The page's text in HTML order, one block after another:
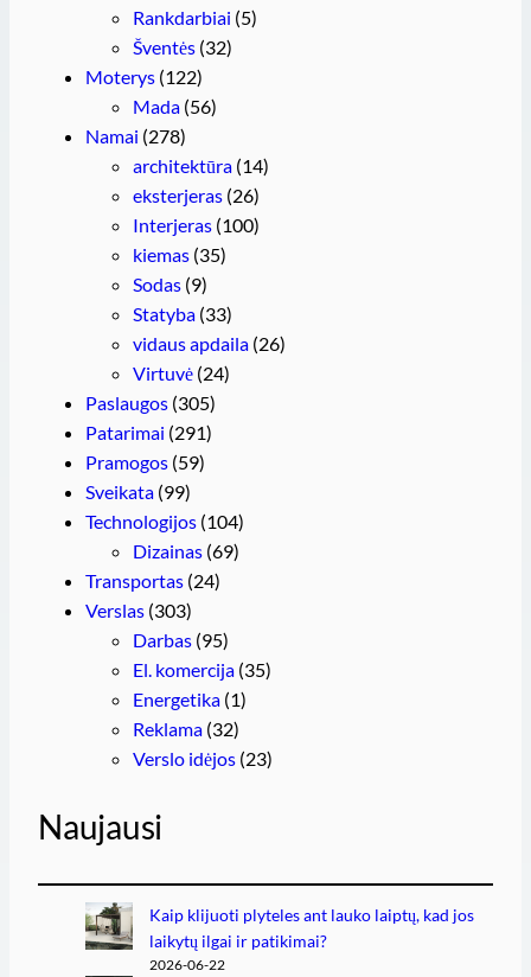
Rankdarbiai (5)
Šventės (32)
Moterys (122)
Mada (56)
Namai (278)
architektūra (14)
eksterjeras (26)
Interjeras (100)
kiemas (35)
Sodas (9)
Statyba (33)
vidaus apdaila (26)
Virtuvė (24)
Paslaugos (305)
Patarimai (291)
Pramogos (59)
Sveikata (99)
Technologijos (104)
Dizainas (69)
Transportas (24)
Verslas (303)
Darbas (95)
El. komercija (35)
Energetika (1)
Reklama (32)
Verslo idėjos (23)
Naujausi
Kaip klijuoti plyteles ant lauko laiptų, kad jos
laikytų ilgai ir patikimai?
2026-06-22